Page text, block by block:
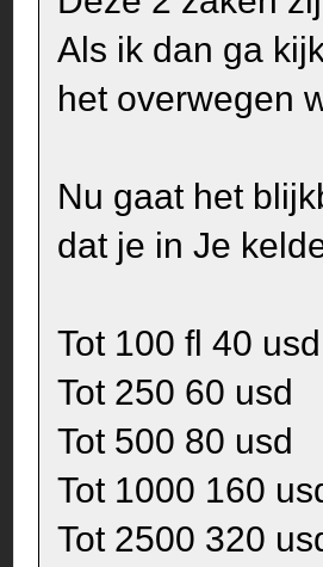
Als ik dan ga
het overwegen
Nu gaat het
dat je in Je
Tot 100 fl 40 usd
Tot 250 60 usd
Tot 500 80 usd
Tot 1000 160
Tot 2500 320